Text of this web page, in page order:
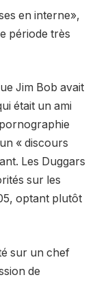
en interne»,
période très
Jim Bob avait
était un ami
« discours
Les Duggars
sur les
optant plutôt
sur un chef
de